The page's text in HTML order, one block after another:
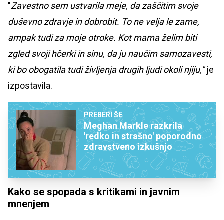
"Zavestno sem ustvarila meje, da zaščitim svoje
duševno zdravje in dobrobit. To ne velja le zame,
ampak tudi za moje otroke. Kot mama želim biti
zgled svoji hčerki in sinu, da ju naučim samozavesti,
ki bo obogatila tudi življenja drugih ljudi okoli njiju,"je
izpostavila.
PREBERI ŠE
Meghan Markle razkrila
'redko in strašno' poporodno
zdravstveno izkušnjo
Kako se spopada s kritikami in javnim
mnenjem